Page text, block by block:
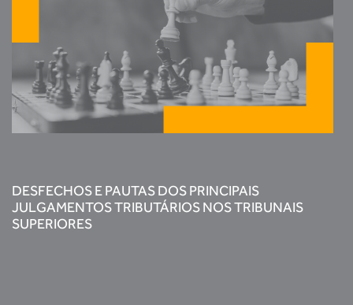
DESFECHOS E PAUTAS DOS PRINCIPAIS
JULGAMENTOS TRIBUTÁRIOS NOS TRIBUNAIS
SUPERIORES